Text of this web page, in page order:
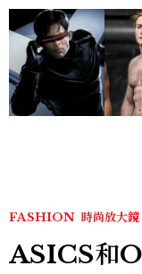
FASHION 時尚放大鏡
ASICS和